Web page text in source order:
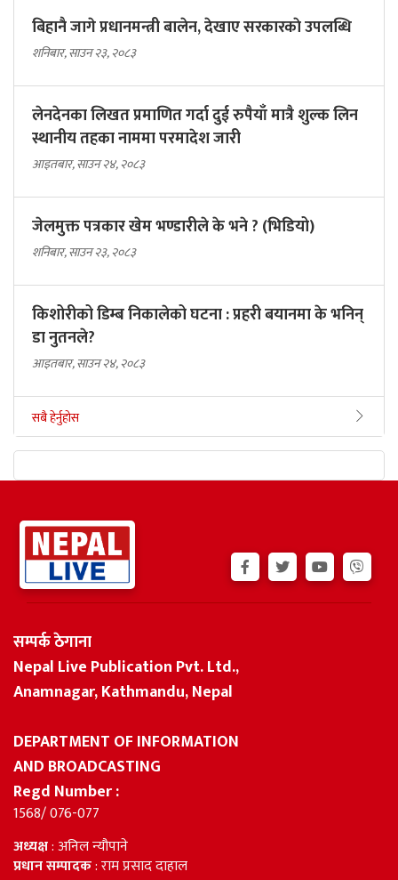
बिहानै जागे प्रधानमन्त्री बालेन, देखाए सरकारकाे उपलब्धि
शनिबार, साउन २३, २०८३
लेनदेनका लिखत प्रमाणित गर्दा दुई रुपैयाँ मात्रै शुल्क लिन
स्थानीय तहका नाममा परमादेश जारी
आइतबार, साउन २४, २०८३
जेलमुक्त पत्रकार खेम भण्डारीले के भने ? (भिडियो)
शनिबार, साउन २३, २०८३
किशोरीको डिम्ब निकालेको घटना : प्रहरी बयानमा के भनिन्
डा नुतनले?
आइतबार, साउन २४, २०८३
सबै हेर्नुहोस
सम्पर्क ठेगाना
Nepal Live Publication Pvt. Ltd.,
Anamnagar, Kathmandu, Nepal
DEPARTMENT OF INFORMATION
AND BROADCASTING
Regd Number :
1568/ 076-077
अध्यक्ष: अनिल न्यौपाने
प्रधान सम्पादक: राम प्रसाद दाहाल